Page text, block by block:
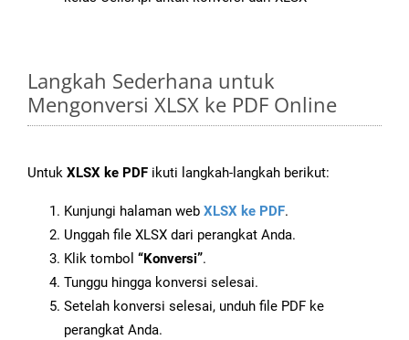
Langkah Sederhana untuk
Mengonversi XLSX ke PDF Online
Untuk XLSX ke PDF ikuti langkah-langkah berikut:
Kunjungi halaman web XLSX ke PDF.
Unggah file XLSX dari perangkat Anda.
Klik tombol “Konversi”.
Tunggu hingga konversi selesai.
Setelah konversi selesai, unduh file PDF ke
perangkat Anda.